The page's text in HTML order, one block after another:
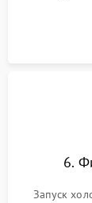
6.
Запуск